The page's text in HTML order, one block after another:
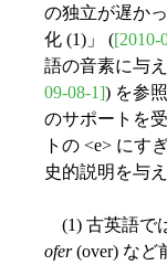
の独立が遅か
化 (1)」 ([2010-
語の音素に与
09-08-1]) を参
のサポートを
トの <e> にす
史的説明を与
(1) 古英語で
ofer(over) など